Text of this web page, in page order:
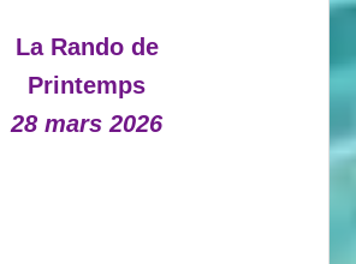
La Rando de
Printemps
28 mars 2026